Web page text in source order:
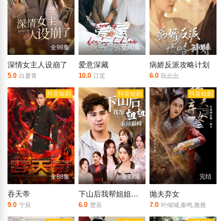
全98集
深情女主人设崩了
5.0 白夏青
全80集
爱意深藏
10.0 江笙
全80集
病娇反派攻略计划
6.0 阮幺幺
抖音短剧
全88集
吞天帝
9.0 宁辰
抖音短剧
全73集
下山后我帮姐姐重回巅峰
6.0 楚辰
抖音短剧
完结
抛夫弃女
7.0 叶倾城,秦鸣,雅雅